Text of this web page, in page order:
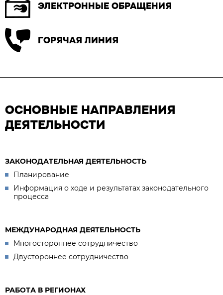
ЭЛЕКТРОННЫЕ ОБРАЩЕНИЯ
ГОРЯЧАЯ ЛИНИЯ
ОСНОВНЫЕ НАПРАВЛЕНИЯ
ДЕЯТЕЛЬНОСТИ
ЗАКОНОДАТЕЛЬНАЯ ДЕЯТЕЛЬНОСТЬ
Планирование
Информация о ходе и результатах законодательного
процесса
МЕЖДУНАРОДНАЯ ДЕЯТЕЛЬНОСТЬ
Многостороннее сотрудничество
Двустороннее сотрудничество
РАБОТА В РЕГИОНАХ